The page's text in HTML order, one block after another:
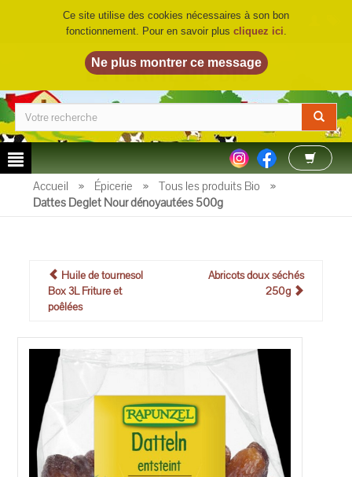
LA FERME DU BIO©
Accueil » Épicerie » Tous les produits Bio
»
Dattes Deglet Nour dénoyautées 500g
Huile de tournesol
Box 3L Friture et
poêlées
Abricots doux séchés
250g
Ce site utilise des cookies nécessaires à son bon
fonctionnement. Pour en savoir plus cliquez ici.